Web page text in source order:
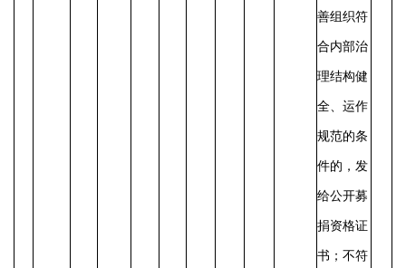
善组织符
合内部治
理结构健
全、运作
规范的条
件的，发
给公开募
捐资格证
书；不符